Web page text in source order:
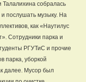
Талалихина собралась
и послушать музыку. На
как «Наутилус
Сотрудники парка и
РГУТиС и прочие
парка, уборкой
далее. Мусор был